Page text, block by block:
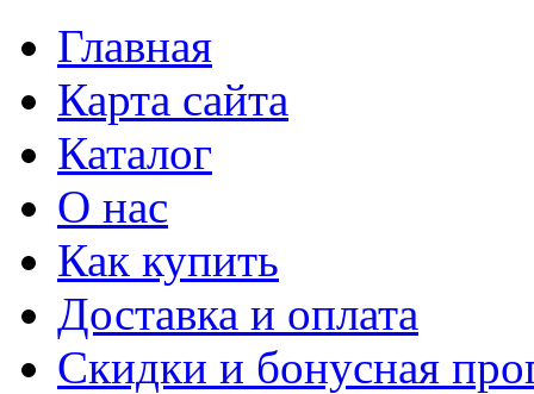
Главная
Карта сайта
Каталог
О нас
Как купить
Доставка и оплата
Скидки и бонусная